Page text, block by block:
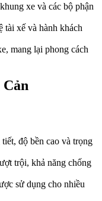
xe và các bộ phận
tài xế và hành khách
mang lại phong cách
độ bền cao và trọng
trội, khả năng chống
sử dụng cho nhiều